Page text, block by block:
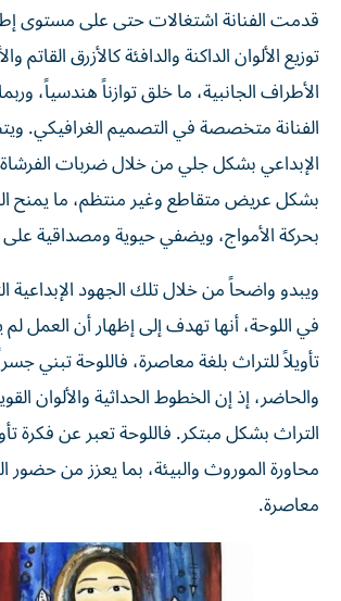
قدمت الفنانة اشتغالات حتى على مستوى
توزيع الألوان الداكنة والدافئة كالأزرق القاتم
الأطراف الجانبية، ما خلق توازناً هندسياً،
الفنانة متخصصة في التصميم الغرافيكي.
الإبداعي بشكل جلي من خلال ضربات
بشكل عريض متقاطع وغير منتظم، ما يمنح
بحركة الأمواج، ويضفي حيوية ومصداقية على
ويبدو واضحاً من خلال تلك الجهود الإبداعية
في اللوحة، أنها تهدف إلى إظهار أن العمل
تأويلاً للتراث بلغة معاصرة، فاللوحة تبني
والحاضر، إذ إن الخطوط الحداثية والألوان
التراث بشكل مبتكر. فاللوحة تعبر عن فكرة
محاورة الموروث والبيئة، بما يعزز من حضور
معاصرة.